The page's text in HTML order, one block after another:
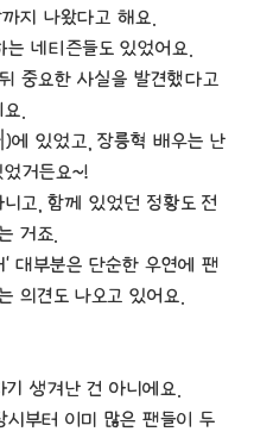
지 나왔다고 해요.
네티즌들도 있었어요.
중요한 사실을 발견했다고
.
있었고, 장릉혁 배우는 난
거든요~!
고, 함께 있었던 정황도 전
거죠.
대부분은 단순한 우연에 팬
의견도 나오고 있어요.
생겨난 건 아니에요.
시부터 이미 많은 팬들이 두